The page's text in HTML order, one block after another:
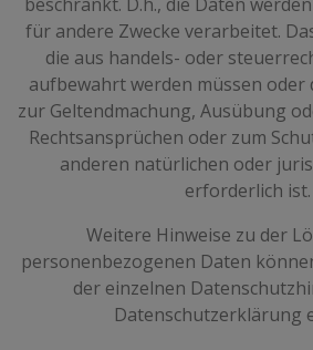
für andere Zwecke verarbeitet.
die aus handels- oder
aufbewahrt werden müssen oder
zur Geltendmachung, Ausübung
Rechtsansprüchen oder zum
anderen natürlichen oder
erforderlich ist.
Weitere Hinweise zu der
personenbezogenen Daten
der einzelnen
Datenschutzerklärung